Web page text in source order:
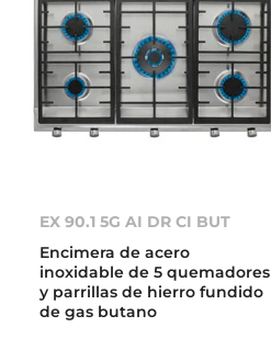
EX 90.1 5G AI DR CI BUT
Encimera de acero
inoxidable de 5 quemadores
y parrillas de hierro fundido
de gas butano